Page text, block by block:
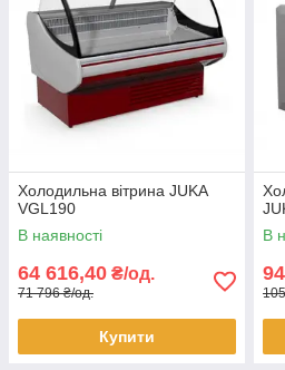
Холодильна вітрина JUKA
VGL190
В наявності
64 616,40 ₴/од.
71 796 ₴/од.
Купити
В